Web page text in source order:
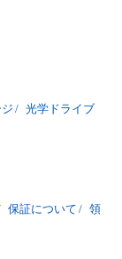
/ 光学ドライブ
保証について / 領